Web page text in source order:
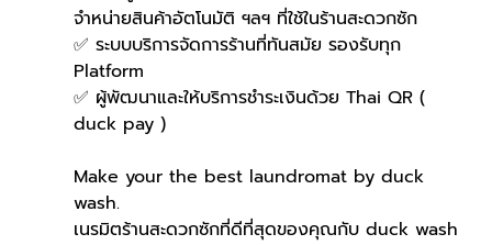
จำหน่ายสินค้าอัตโนมัติ ฯลฯ ที่ใช้ในร้านสะดวกซัก
✅ ระบบบริการจัดการร้านที่ทันสมัย รองรับทุก
Platform
✅ ผู้พัฒนาและให้บริการชำระเงินด้วย Thai QR (
duck pay )
Make your the best laundromat by duck
wash.
เนรมิตร้านสะดวกซักที่ดีที่สุดของคุณกับ duck wash